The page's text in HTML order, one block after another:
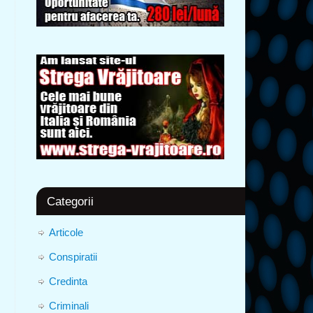
Categorii
Articole
Conspiratii
Credinta
Criminali